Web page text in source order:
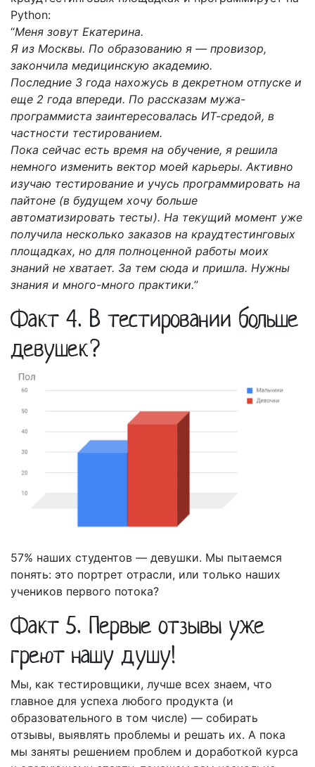
Python:
“Меня зовут Екатерина.
Я из Москвы. По образованию я — провизор,
закончила медицинскую академию.
Последние 3 года нахожусь в декретном отпуске и
еще 2 года впереди. По рассказам мужа-
программиста заинтересовалась ИТ-средой, в
частности тестированием.
Пока сейчас есть время на обучение, я решила
немного изменить вектор моей карьеры. Активно
изучаю тестирование и учусь программировать на
пайтоне (в будущем хочу больше
автоматизировать тесты). На текущий момент уже
получила несколько заказов на краудтестинговых
площадках, но для полноценной работы моих
знаний не хватает. За тем сюда и пришла. Нужны
знания и много-много практики.”
Факт 4. В тестировании больше
девушек?
57% наших студентов — девушки. Мы пытаемся
понять: это портрет отрасли, или только наших
учеников первого потока?
Факт 5. Первые отзывы уже
греют нашу душу!
Мы, как тестировщики, лучше всех знаем, что
главное для успеха любого продукта (и
образовательного в том числе) — собирать
отзывы, выявлять проблемы и решать их. А пока
мы заняты решением проблем и доработкой курса